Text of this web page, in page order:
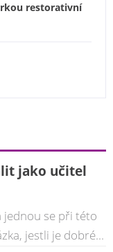
restorativní
jako učitel
jednou se při této
jestli je dobré...